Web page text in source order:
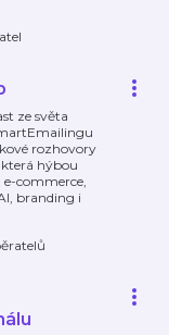
ze světa
rozhovory
hýbou
commerce,
branding i